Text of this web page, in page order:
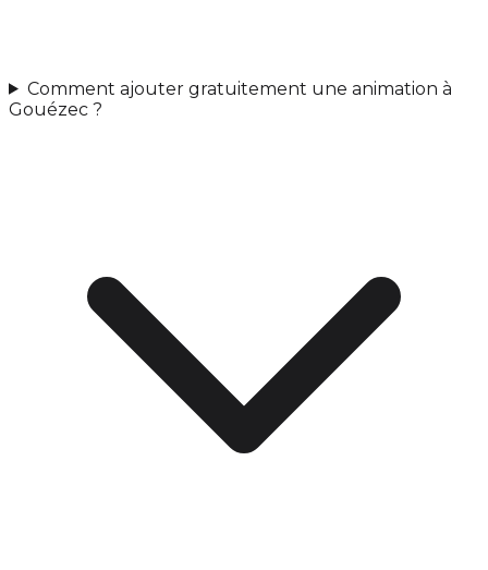
Comment ajouter gratuitement une animation à
Gouézec ?